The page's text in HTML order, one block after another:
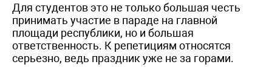
Для студентов это не только большая честь
принимать участие в параде на главной
площади республики, но и большая
ответственность. К репетициям относятся
серьезно, ведь праздник уже не за горами.